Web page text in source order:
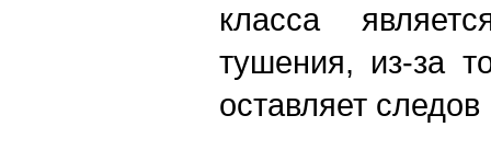
класса
тушения, из-за
оставляет